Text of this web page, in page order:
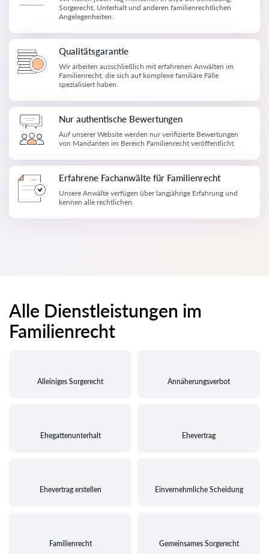
Sorgerecht, Unterhalt und anderen familienrechtlichen
Angelegenheiten.
Qualitätsgarantie
Wir arbeiten ausschließlich mit erfahrenen Anwälten im
Familienrecht, die sich auf komplexe familiäre Fälle
spezialisiert haben.
Nur authentische Bewertungen
Auf unserer Website werden nur verifizierte Bewertungen
von Mandanten im Bereich Familienrecht veröffentlicht.
Erfahrene Fachanwälte für Familienrecht
Unsere Anwälte verfügen über langjährige Erfahrung und
kennen alle rechtlichen.
Alle Dienstleistungen im
Familienrecht
Alleiniges Sorgerecht Annäherungsverbot
Ehegattenunterhalt Ehevertrag
Ehevertrag erstellen Einvernehmliche Scheidung
Familienrecht Gemeinsames Sorgerecht